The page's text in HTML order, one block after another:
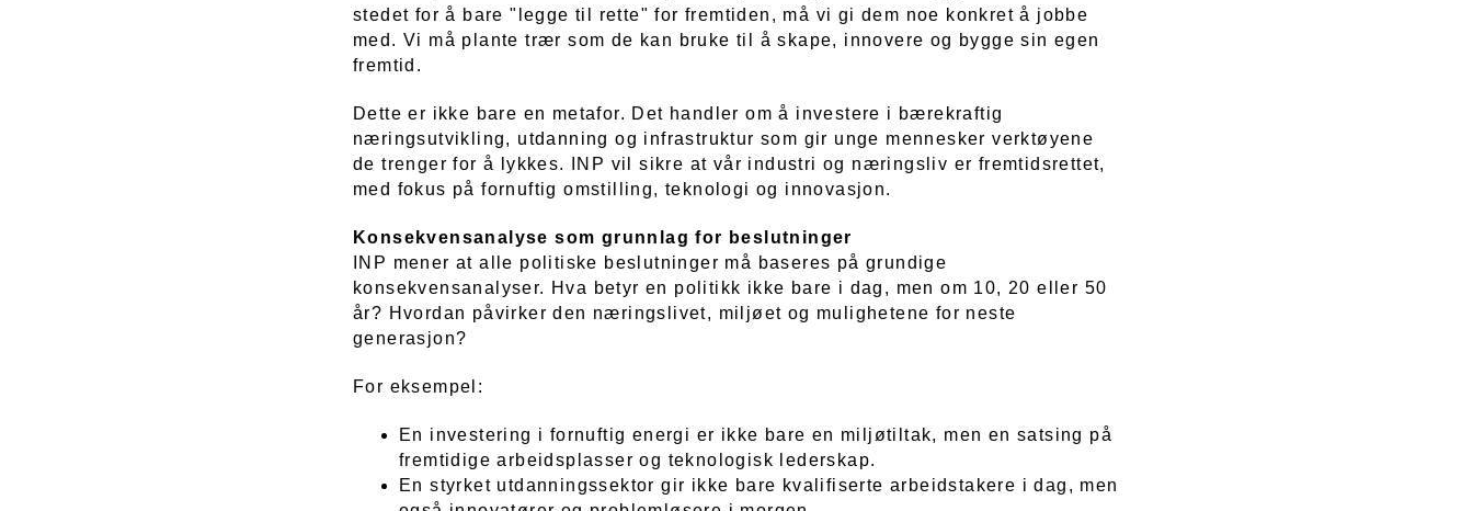
stedet for å bare "legge til rette" for fremtiden, må vi gi dem noe konkret å jobbe
med. Vi må plante trær som de kan bruke til å skape, innovere og bygge sin egen
fremtid.
Dette er ikke bare en metafor. Det handler om å investere i bærekraftig
næringsutvikling, utdanning og infrastruktur som gir unge mennesker verktøyene
de trenger for å lykkes. INP vil sikre at vår industri og næringsliv er fremtidsrettet,
med fokus på fornuftig omstilling, teknologi og innovasjon.
Konsekvensanalyse som grunnlag for beslutninger
INP mener at alle politiske beslutninger må baseres på grundige
konsekvensanalyser. Hva betyr en politikk ikke bare i dag, men om 10, 20 eller 50
år? Hvordan påvirker den næringslivet, miljøet og mulighetene for neste
generasjon?
For eksempel:
En investering i fornuftig energi er ikke bare en miljøtiltak, men en satsing på
fremtidige arbeidsplasser og teknologisk lederskap.
En styrket utdanningssektor gir ikke bare kvalifiserte arbeidstakere i dag, men